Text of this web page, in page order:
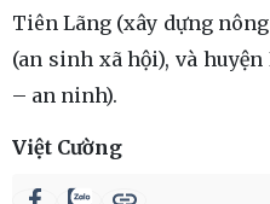
Tiên Lãng (xây dựng
(an sinh xã hội), và
– an ninh).
Việt Cường